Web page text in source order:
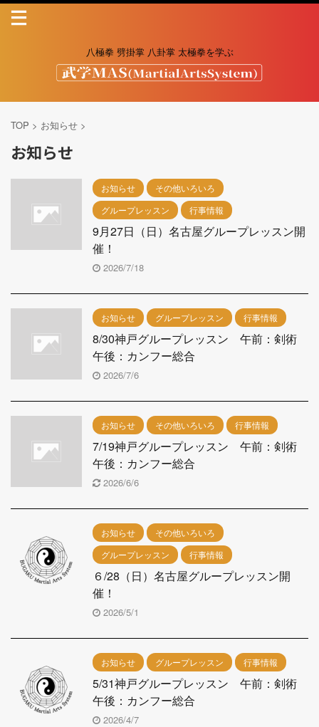
八極拳 劈掛掌 八卦掌 太極拳を学ぶ
TOP > お知らせ >
お知らせ
お知らせ
その他いろいろ
グループレッスン
行事情報
9月27日（日）名古屋グループレッスン開
催！
2026/7/18
お知らせ グループレッスン 行事情報
8/30神戸グループレッスン 午前：剣術
午後：カンフー総合
2026/7/6
お知らせ その他いろいろ 行事情報
7/19神戸グループレッスン 午前：剣術
午後：カンフー総合
2026/6/6
お知らせ
その他いろいろ
グループレッスン
行事情報
６/28（日）名古屋グループレッスン開
催！
2026/5/1
お知らせ グループレッスン 行事情報
5/31神戸グループレッスン 午前：剣術
午後：カンフー総合
2026/4/7